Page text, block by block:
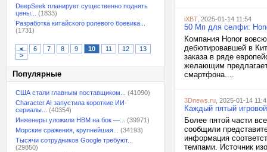
DeepSeek планирует существенно поднять
цены...
(1833)
Разработка китайского ролевого боевика...
(1731)
< 6 7 8 9 10 11 12
13
>
Популярные
США стали главным поставщиком...
(41090)
Character.AI запустила короткие ИИ-
сериалы...
(40354)
Инженеры уложили HBM на бок —...
(39971)
Морские сражения, крупнейшая...
(34193)
Тысячи сотрудников Google требуют...
(29850)
iXBT, 2025-01-14 11:54
50 Мп для селфи:
Компания Honor
дебютировавшей в
заказа в ряде
желающим
смартфона....
3Dnews.ru , 2025-01-14
Каждый пятый
Более пятой части
сообщили
информация
темпами. Источник